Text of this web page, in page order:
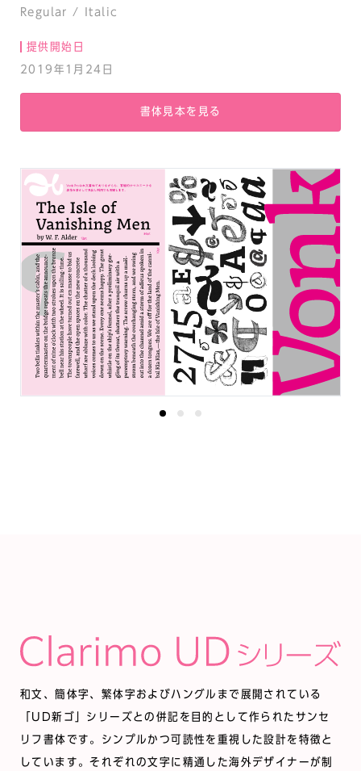
Regular / Italic
提供開始日
2019年1月24日
書体見本を見る
和文、簡体字、繁体字およびハングルまで展開されている
「UD新ゴ」シリーズとの併記を目的として作られたサンセ
リフ書体です。シンプルかつ可読性を重視した設計を特徴と
しています。それぞれの文字に精通した海外デザイナーが制